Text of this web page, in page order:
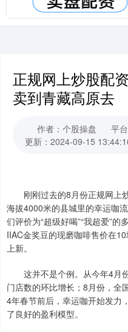
正规网上炒股配
卖到青藏高原去
作者：个股操盘 平
更新：2024-09-15
刚刚过去的8月份正规网上
海拔4000米的县城里的幸运咖
们评价为“超级好喝”“我超爱”
IIAC金奖豆的现磨咖啡售价在
上新。
这并不是个例。从今年4月
门店数的环比增长；8月份，全
4年春节前后，幸运咖开始发力
了良好的盈利模型。